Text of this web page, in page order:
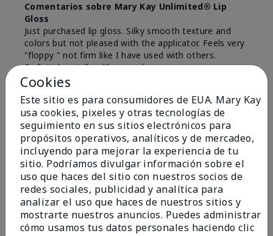
Comentarios sobre Mary Kay Unlimited® Lip
Gloss
Just purchased lip gloss. Silky smooth texture and
colors but not pleased with the applicator. Feels very
"floppy " not firm like I have used with others.
Definitely not firm like samples were.
Mostrar Traducción
ConclusiónSí, recomendaría a un amigo
¿Le ha resultado útil esta
opinión?
8 1
Marcar esta opinión
Cookies
Este sitio es para consumidores de EUA. Mary Kay
usa cookies, pixeles y otras tecnologías de
seguimiento en sus sitios electrónicos para
propósitos operativos, analíticos y de mercadeo,
incluyendo para mejorar la experiencia de tu
sitio. Podríamos divulgar información sobre el
uso que haces del sitio con nuestros socios de
redes sociales, publicidad y analítica para
analizar el uso que haces de nuestros sitios y
mostrarte nuestros anuncios. Puedes administrar
cómo usamos tus datos personales haciendo clic